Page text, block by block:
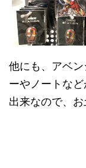
他にも、アベ
ーやノートな
出来なので、お